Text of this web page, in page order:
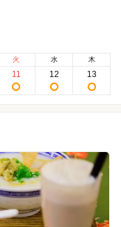
火
11
水
12
木
13